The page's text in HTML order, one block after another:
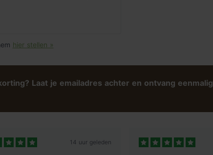
hier stellen »
Laat je emailadres achter en ontvang eenmalig
14 uur geleden